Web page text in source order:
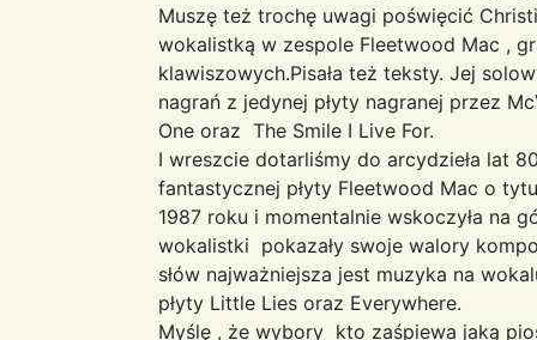
Muszę też trochę uwagi poświęcić
wokalistką w zespole Fleetwood Mac ,
klawiszowych.Pisała też teksty. Jej
nagrań z jedynej płyty nagranej przez
One oraz The Smile I Live For.
I wreszcie dotarliśmy do arcydzieła lat
fantastycznej płyty Fleetwood Mac o
1987 roku i momentalnie wskoczyła na
wokalistki pokazały swoje walory
słów najważniejsza jest muzyka na
płyty Little Lies oraz Everywhere.
Myślę , że wybory kto zaśpiewa jaką